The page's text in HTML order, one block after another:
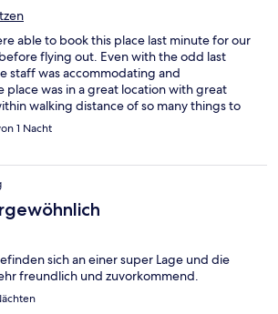
able to book this place last minute for our
flying out. Even with the odd last
staff was accommodating and
place was in a great location with great
walking distance of so many things to
was wonderful, clean and spacious.
Aside from us not being used to open
wonderful! Thank you for having us!
1 Nacht
sich an einer super Lage und die
freundlich und zuvorkommend.